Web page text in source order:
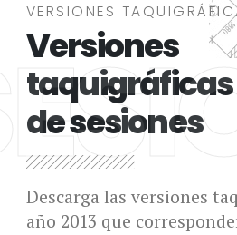
VERSIONES
Versiones
de sesiones
Descarga las versiones
año 2013 que